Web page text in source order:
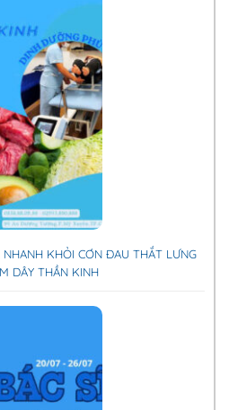
KHỎI CƠN ĐAU THẮT LƯNG
DÂY THẦN KINH